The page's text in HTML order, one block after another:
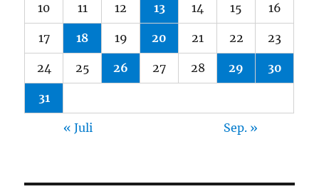
10 11 12 13 14 15 16
17 18 19 20 21 22 23
24 25 26 27 28 29 30
31
« Juli Sep. »